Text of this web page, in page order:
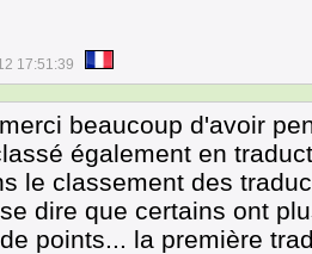
17:51:39
beaucoup d'avoir
également en
le classement des
dire que certains ont
points... la première